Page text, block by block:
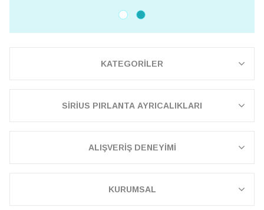
KATEGORİLER
SİRİUS PIRLANTA AYRICALIKLARI
ALIŞVERİŞ DENEYİMİ
KURUMSAL